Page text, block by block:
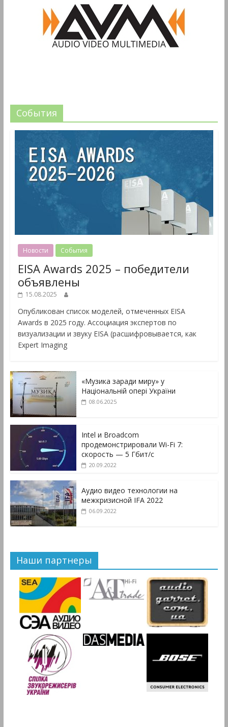
События
Новости События
EISA Awards 2025 – победители
объявлены
15.08.2025
Опубликован список моделей, отмеченных EISA
Awards в 2025 году. Ассоциация экспертов по
визуализации и звуку EISA (расшифровывается, как
Expert Imaging
«Музика заради миру» у
Національній опері України
08.06.2025
Intel и Broadcom
продемонстрировали Wi-Fi 7:
скорость — 5 Гбит/с
20.09.2022
Аудио видео технологии на
межкризисной IFA 2022
06.09.2022
Наши партнеры